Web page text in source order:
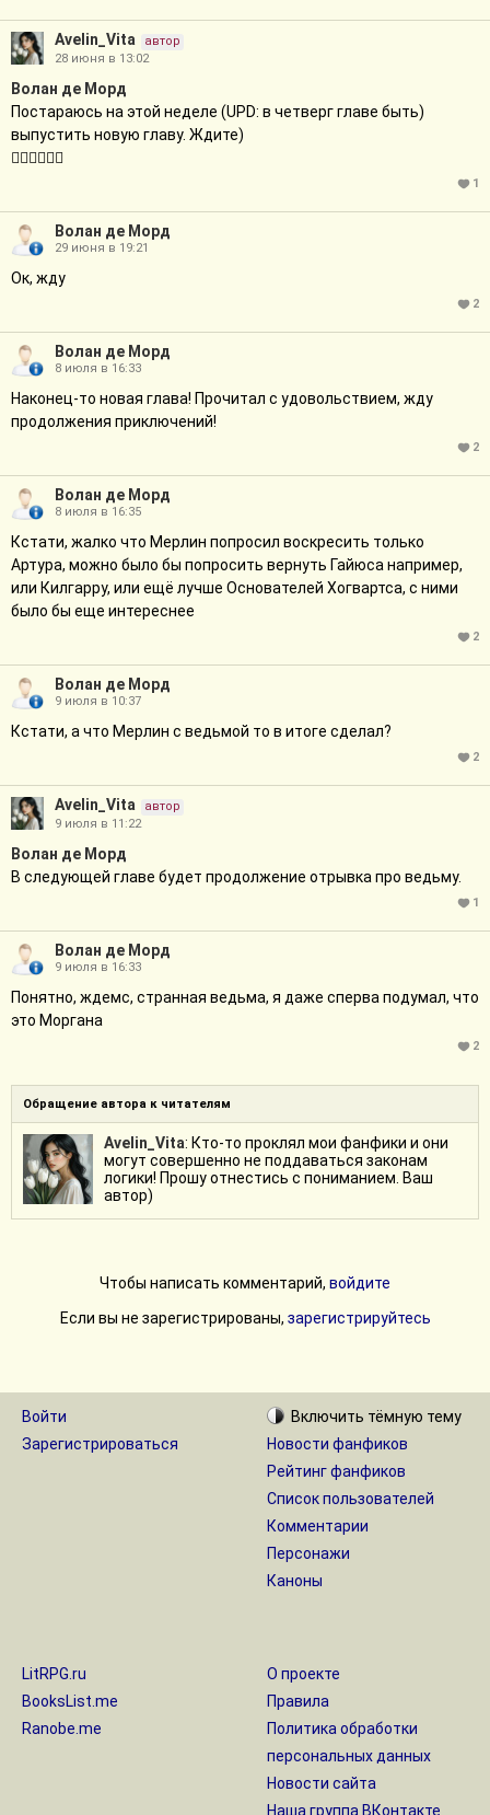
Avelin_Vita
автор
28 июня в 13:02
Волан де Морд
Постараюсь на этой неделе (UPD: в четверг главе быть)
выпустить новую главу. Ждите)
❤️‍🔥❤️‍🔥❤️‍🔥
1
Волан де Морд
29 июня в 19:21
Ок, жду
2
Волан де Морд
8 июля в 16:33
Наконец-то новая глава! Прочитал с удовольствием, жду
продолжения приключений!
2
Волан де Морд
8 июля в 16:35
Кстати, жалко что Мерлин попросил воскресить только
Артура, можно было бы попросить вернуть Гайюса например,
или Килгарру, или ещё лучше Основателей Хогвартса, с ними
было бы еще интереснее
2
Волан де Морд
9 июля в 10:37
Кстати, а что Мерлин с ведьмой то в итоге сделал?
2
Avelin_Vita
автор
9 июля в 11:22
Волан де Морд
В следующей главе будет продолжение отрывка про ведьму.
1
Волан де Морд
9 июля в 16:33
Понятно, ждемс, странная ведьма, я даже сперва подумал, что
это Моргана
2
Обращение автора к читателям
Avelin_Vita: Кто-то проклял мои фанфики и они
могут совершенно не поддаваться законам
логики! Прошу отнестись с пониманием. Ваш
автор)
Чтобы написать комментарий, войдите
Если вы не зарегистрированы, зарегистрируйтесь
Войти
Зарегистрироваться
Включить тёмную тему
Новости фанфиков
Рейтинг фанфиков
Список пользователей
Комментарии
Персонажи
Каноны
LitRPG.ru
BooksList.me
Ranobe.me
О проекте
Правила
Политика обработки
персональных данных
Новости сайта
Наша группа ВКонтакте